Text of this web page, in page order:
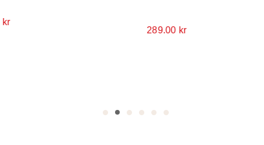
kr
289.00 kr